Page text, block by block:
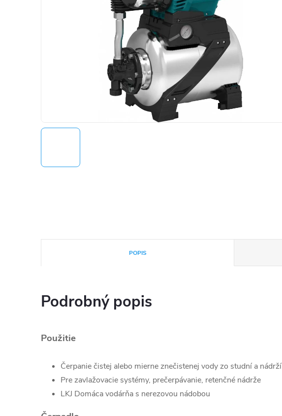
POPIS
Podrobný popis
Použitie
Čerpanie čistej alebo mierne znečistenej vody zo studní a nádrží
Pre zavlažovacie systémy, prečerpávanie, retenčné nádrže
LKJ Domáca vodárňa s nerezovou nádobou